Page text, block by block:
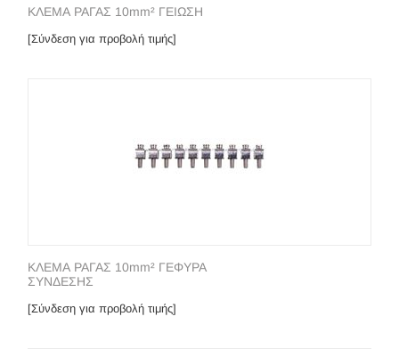
ΚΛΕΜΑ ΡΑΓΑΣ 10mm² ΓΕΙΩΣΗ
[Σύνδεση για προβολή τιμής]
ΚΛΕΜΑ ΡΑΓΑΣ 10mm² ΓΕΦΥΡΑ
ΣΥΝΔΕΣΗΣ
[Σύνδεση για προβολή τιμής]